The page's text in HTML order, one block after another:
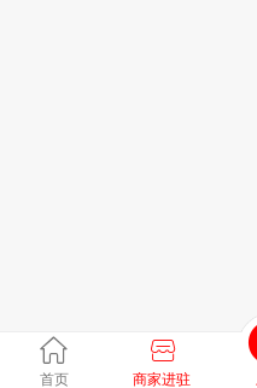
首页 商家进驻